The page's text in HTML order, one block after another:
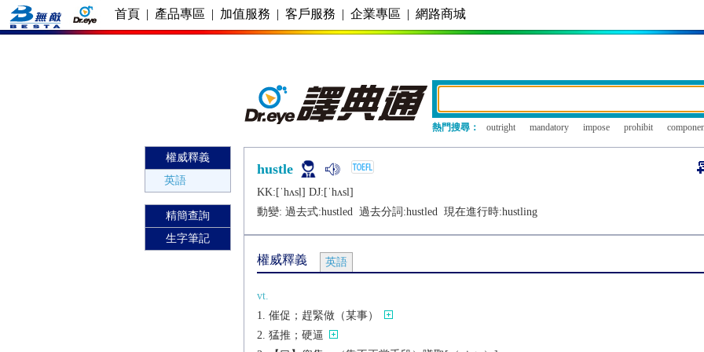
首頁 | 產品專區 | 加值服務 | 客戶服務 | 企業專區 | 網路商城
熱門搜尋： outright mandatory impose prohibit
權威釋義
英語
精簡查詢
生字筆記
hustle
KK:[ˈhʌsḷ] DJ:[ˈhʌsl]
動變: 過去式:hustled 過去分詞:hustled 現在進行時:hustling
權威釋義 英語
vt.
催促；趕緊做（某事）
猛推；硬逼